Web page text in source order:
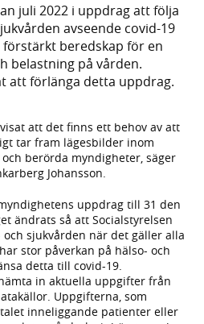
juli 2022 i uppdrag att följa
avseende covid-19
beredskap för en
belastning på vården.
att förlänga detta uppdrag.
att det finns ett behov av att
tar fram lägesbilder inom
berörda myndigheter, säger
Johansson.
uppdrag till 31 den
ändrats så att Socialstyrelsen
sjukvården när det gäller alla
stor påverkan på hälso- och
detta till covid-19.
in aktuella uppgifter från
Uppgifterna, som
inneliggande patienter eller